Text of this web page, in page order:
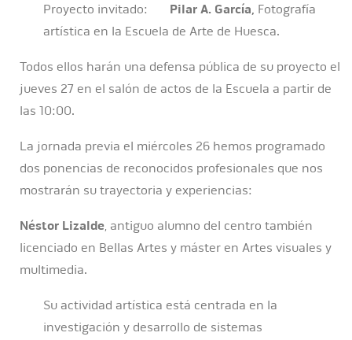
Proyecto invitado: Pilar A. García, Fotografía
artística en la Escuela de Arte de Huesca.
Todos ellos harán una defensa pública de su proyecto el
jueves 27 en el salón de actos de la Escuela a partir de
las 10:00.
La jornada previa el miércoles 26 hemos programado
dos ponencias de reconocidos profesionales que nos
mostrarán su trayectoria y experiencias:
Néstor Lizalde, antiguo alumno del centro también
licenciado en Bellas Artes y máster en Artes visuales y
multimedia.
Su actividad artística está centrada en la
investigación y desarrollo de sistemas